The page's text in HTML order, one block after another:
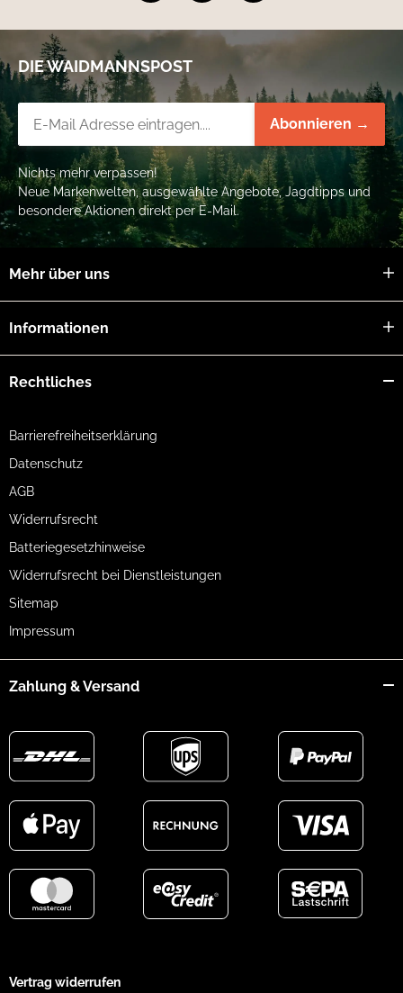
DIE WAIDMANNSPOST
Abonnieren →
Nichts mehr verpassen!
Neue Markenwelten, ausgewählte Angebote, Jagdtipps und
besondere Aktionen direkt per E-Mail.
Mehr über uns
Informationen
Rechtliches
Barrierefreiheitserklärung
Datenschutz
AGB
Widerrufsrecht
Batteriegesetzhinweise
Widerrufsrecht bei Dienstleistungen
Sitemap
Impressum
Zahlung & Versand
Vertrag widerrufen